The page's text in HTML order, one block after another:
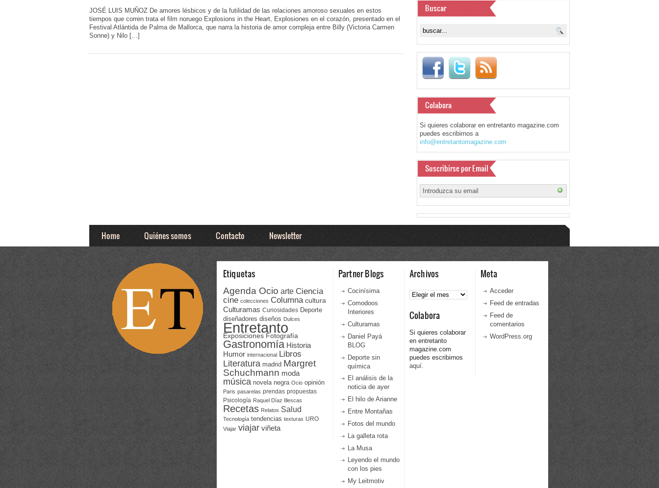
JOSÉ LUIS MUÑOZ De amores lésbicos y de la futilidad de las relaciones amoroso sexuales en estos
tiempos que corren trata el film noruego Explosions in the Heart, Explosiones en el corazón, presentado en el
Festival Atlántida de Palma de Mallorca, que narra la historia de amor compleja entre Billy (Victoria Carmen
Sonne) y Nilo […]
Buscar
Colabora
Si quieres colaborar en entretanto magazine.com
puedes escribirnos a
info@entretantomagazine.com
Suscribirse por Email
Home Quiénes somos Contacto Newsletter
Etiquetas
Agenda Ocio arte Ciencia
cine colecciones Columna cultura
Culturamas Curiosidades Deporte
diseñadores diseños Dulces
Entretanto
Exposiciones Fotografía
Gastronomía Historia
Humor internacional Libros
Literatura madrid Margret
Schuchmann moda
música novela negra Ocio opinión
Paris pasarelas prendas propuestas
Psicología Raquel Díaz Illescas
Recetas Relatos Salud
Tecnología tendencias texturas URO
Viajar viajar viñeta
Partner Blogs
Cocinísima
Comodoos
Interiores
Culturamas
Daniel Payá
BLOG
Deporte sin
química
El análisis de la
noticia de ayer
El hilo de Arianne
Entre Montañas
Fotos del mundo
La galleta rota
La Musa
Leyendo el mundo
con los pies
My Leitmotiv
Archivos
Archivos
Colabora
Si quieres colaborar
en entretanto
magazine.com
puedes escribirnos
aquí.
Meta
Acceder
Feed de entradas
Feed de
comentarios
WordPress.org